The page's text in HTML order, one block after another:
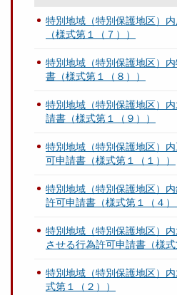
特別地域（特別保護地区）
（様式第１（７））
特別地域（特別保護地区）
書（様式第１（８））
特別地域（特別保護地区）
請書（様式第１（９））
特別地域（特別保護地区）
可申請書（様式第１（１））
特別地域（特別保護地区）
許可申請書（様式第１（４）
特別地域（特別保護地区）
させる行為許可申請書（様式
特別地域（特別保護地区）
式第１（２））